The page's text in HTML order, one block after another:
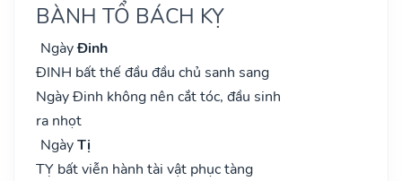
BÀNH TỔ BÁCH KỴ
NgàyĐinh
ĐINH bất thế đầu đầu chủ sanh sang
Ngày Đinh không nên cắt tóc, đầu sinh
ra nhọt
NgàyTị
TỴ bất viễn hành tài vật phục tàng